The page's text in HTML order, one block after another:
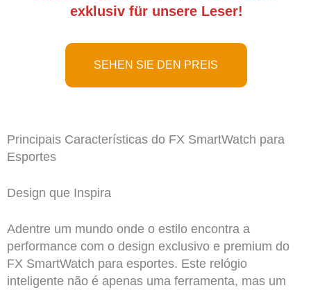
exklusiv für unsere Leser!
SEHEN SIE DEN PREIS
Principais Características do FX SmartWatch para
Esportes
Design que Inspira
Adentre um mundo onde o estilo encontra a
performance com o design exclusivo e premium do
FX SmartWatch para esportes. Este relógio
inteligente não é apenas uma ferramenta, mas um